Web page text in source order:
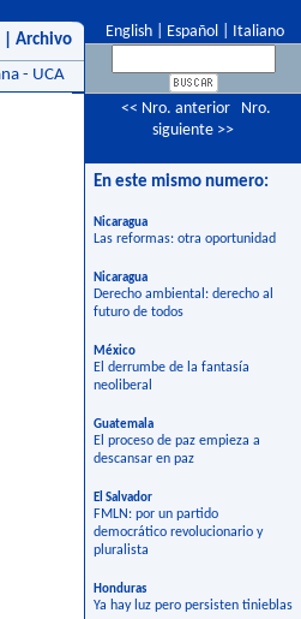
Archivo
- UCA
English Español Italiano
<< Nro. anterior
Nro.
siguiente >>
En este mismo numero:
Nicaragua
Las reformas: otra oportunidad
Nicaragua
Derecho ambiental: derecho al
futuro de todos
México
El derrumbe de la fantasía
neoliberal
Guatemala
El proceso de paz empieza a
descansar en paz
El Salvador
FMLN: por un partido
democrático revolucionario y
pluralista
Honduras
Ya hay luz pero persisten tinieblas